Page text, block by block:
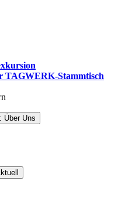
TAGWERK-Stammtisch
Über Uns